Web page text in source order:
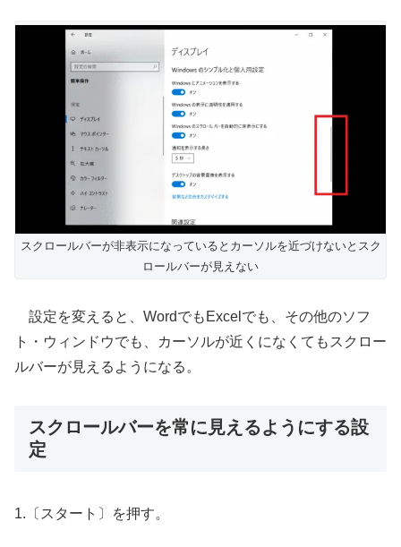
スクロールバーが非表示になっているとカーソルを近づけないとスク
ロールバーが見えない
設定を変えると、WordでもExcelでも、その他のソフ
ト・ウィンドウでも、カーソルが近くになくてもスクロー
ルバーが見えるようになる。
スクロールバーを常に見えるようにする設
定
1.〔スタート〕を押す。